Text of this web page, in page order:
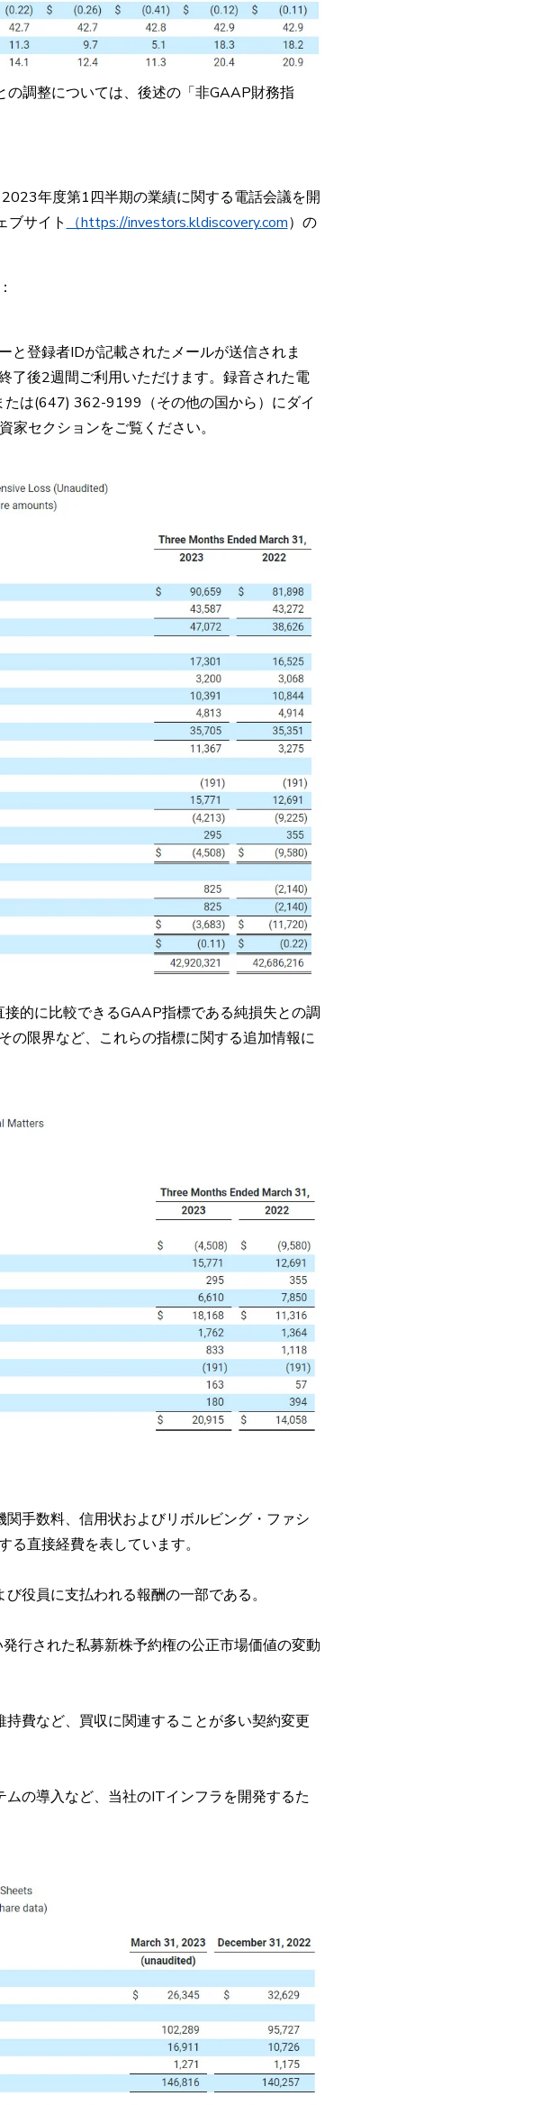
調整については、後述の「非GAAP財務指
年度第1四半期の業績に関する電話会議を開
ブサイト
（https://investors.kldiscovery.com）の
と登録者IDが記載されたメールが送信されま
了後2週間ご利用いただけます。録音された電
は(647) 362-9199（その他の国から）にダイ
セクションをご覧ください。
的に比較できるGAAP指標である純損失との調
の限界など、これらの指標に関する追加情報に
手数料、信用状およびリボルビング・ファシ
直接経費を表しています。
役員に支払われる報酬の一部である。
行された私募新株予約権の公正市場価値の変動
費など、買収に関連することが多い契約変更
の導入など、当社のITインフラを開発するた